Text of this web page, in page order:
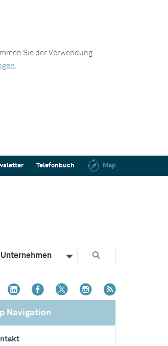
Sie der Verwendung
.
Telefonbuch Map
Unternehmen
Navigation